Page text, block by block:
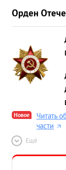
Орден
Новое
Читать
части
Ещё